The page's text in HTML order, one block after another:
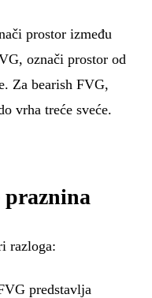
prostor između
označi prostor od
Za bearish FVG,
vrha treće sveće.
razloga:
predstavlja